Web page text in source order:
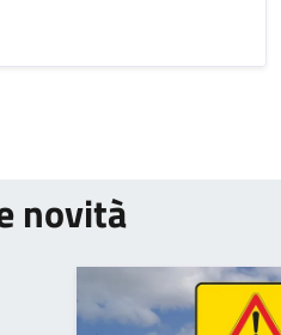
NON RESTIAMO SOLI
novità